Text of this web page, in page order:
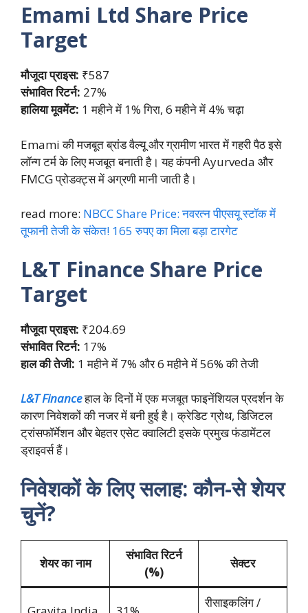
Emami Ltd Share Price
Target
मौजूदा प्राइस: ₹587
संभावित रिटर्न: 27%
हालिया मूवमेंट: 1 महीने में 1% गिरा, 6 महीने में 4% चढ़ा
Emami की मजबूत ब्रांड वैल्यू और ग्रामीण भारत में गहरी पैठ इसे
लॉन्ग टर्म के लिए मजबूत बनाती है। यह कंपनी Ayurveda और
FMCG प्रोडक्ट्स में अग्रणी मानी जाती है।
read more: NBCC Share Price: नवरत्न पीएसयू स्टॉक में
तूफानी तेजी के संकेत! 165 रुपए का मिला बड़ा टारगेट
L&T Finance Share Price
Target
मौजूदा प्राइस: ₹204.69
संभावित रिटर्न: 17%
हाल की तेजी: 1 महीने में 7% और 6 महीने में 56% की तेजी
L&T Financeहाल के दिनों में एक मजबूत फाइनेंशियल प्रदर्शन के
कारण निवेशकों की नजर में बनी हुई है। क्रेडिट ग्रोथ, डिजिटल
ट्रांसफॉर्मेशन और बेहतर एसेट क्वालिटी इसके प्रमुख फंडामेंटल
ड्राइवर्स हैं।
निवेशकों के लिए सलाह: कौन-से शेयर
चुनें?
शेयर का नाम
संभावित रिटर्न
(%)
सेक्टर
रीसाइकलिंग /